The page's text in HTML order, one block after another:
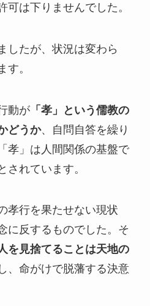
可は下りませんでした。
したが、状況は変わら
す。
動が「孝」という儒教の
どうか、自問自答を繰り
孝」は人間関係の基盤で
されています。
孝行を果たせない現状
に反するものでした。そ
を見捨てることは天地の
、命がけで脱藩する決意